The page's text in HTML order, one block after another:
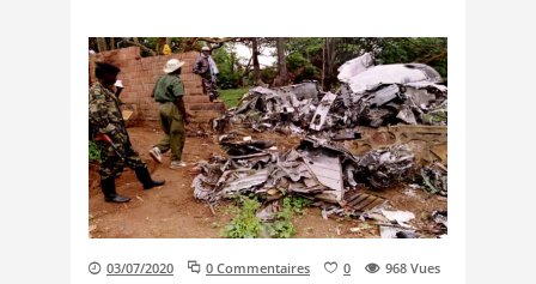
03/07/2020 0 Commentaires 0 968 Vues